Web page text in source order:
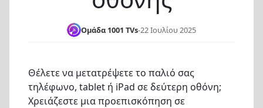
Ομάδα 1001 TVs-22 Ιουλίου 2025
Θέλετε να μετατρέψετε το παλιό σας
τηλέφωνο, tablet ή iPad σε δεύτερη οθόνη;
Χρειάζεστε μια προεπισκόπηση σε